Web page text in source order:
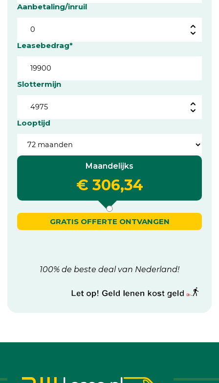
Aanbetaling/inruil
Leasebedrag*
Slottermijn
Looptijd
Maandelijks
€ 306,34
GRATIS OFFERTE ONTVANGEN
100% de beste deal van Nederland!